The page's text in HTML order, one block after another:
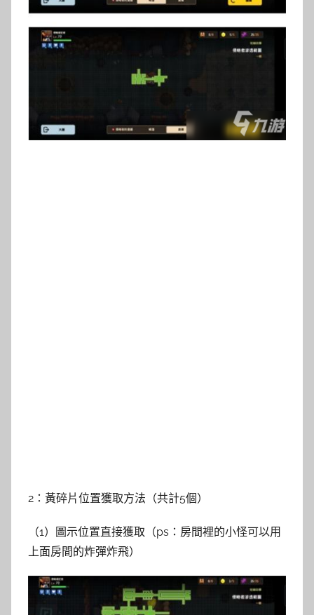
2：黃碎片位置獲取方法（共計5個）
（1）圖示位置直接獲取（ps：房間裡的小怪可以用
上面房間的炸彈炸飛）